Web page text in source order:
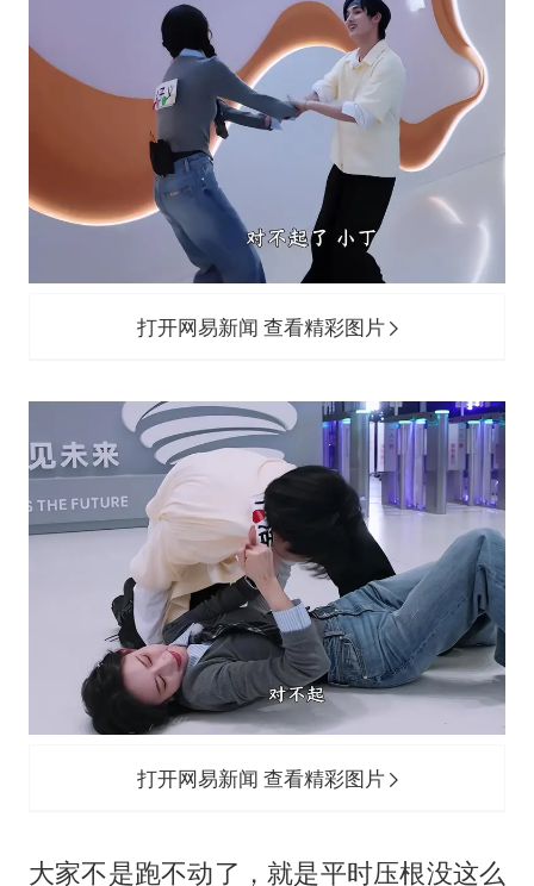
打开网易新闻 查看精彩图片
打开网易新闻 查看精彩图片
大家不是跑不动了，就是平时压根没这么